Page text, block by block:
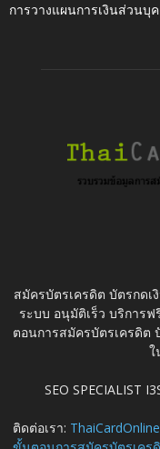
การวางแผนการเงินส่วนบุ
สมัครบัตรเครดิต บัตรกด
ระบบ อนุมัติเร็ว บริการ
ตอนการสมัครบัตรเครดิต
ใ
SEO SPECIALIST
ติดต่อเรา: